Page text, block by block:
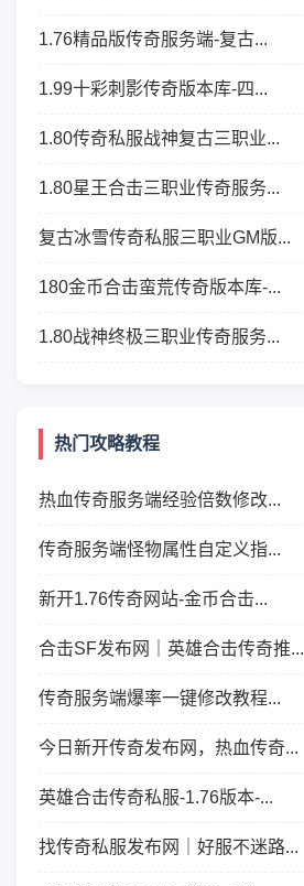
1.76精品版传奇服务端-复古...
1.99十彩刺影传奇版本库-四...
1.80传奇私服战神复古三职业...
1.80星王合击三职业传奇服务...
复古冰雪传奇私服三职业GM版...
180金币合击蛮荒传奇版本库-...
1.80战神终极三职业传奇服务...
热门攻略教程
热血传奇服务端经验倍数修改...
传奇服务端怪物属性自定义指...
新开1.76传奇网站-金币合击...
合击SF发布网｜英雄合击传奇推...
传奇服务端爆率一键修改教程...
今日新开传奇发布网，热血传奇...
英雄合击传奇私服-1.76版本-...
找传奇私服发布网｜好服不迷路...